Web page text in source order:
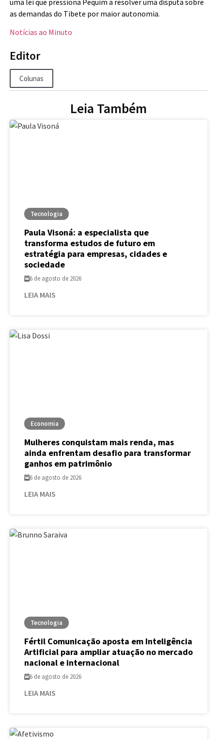
uma lei que pressiona Pequim a resolver uma disputa sobre
as demandas do Tibete por maior autonomia.
Notícias ao Minuto
Editor
Colunas
Leia Também
Tecnologia
Paula Visoná: a especialista que
transforma estudos de futuro em
estratégia para empresas, cidades e
sociedade
6 de agosto de 2026
LEIA MAIS
Economia
Mulheres conquistam mais renda, mas
ainda enfrentam desafio para transformar
ganhos em patrimônio
6 de agosto de 2026
LEIA MAIS
Tecnologia
Fértil Comunicação aposta em Inteligência
Artificial para ampliar atuação no mercado
nacional e internacional
6 de agosto de 2026
LEIA MAIS